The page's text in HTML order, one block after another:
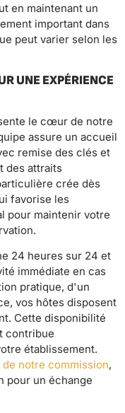
en maintenant un
important dans
peut varier selon les
UNE EXPÉRIENCE
le cœur de notre
assure un accueil
remise des clés et
des attraits
crée dès
favorise les
pour maintenir votre
24 heures sur 24 et
immédiate en cas
pratique, d'un
vos hôtes disposent
Cette disponibilité
contribue
établissement.
notre commission,
pour un échange